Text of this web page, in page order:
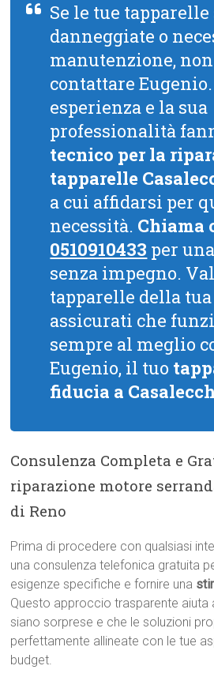
Se le tue tapparelle
danneggiate o
manutenzione,
contattare
esperienza e la sua
professionalità
tecnico per la
tapparelle
a cui affidarsi per
necessità. Chiama
0510910433 per
senza impegno.
tapparelle della tua
assicurati che
sempre al meglio
Eugenio, il tuo
fiducia a
Consulenza Completa e
riparazione motore
di Reno
Prima di procedere con qualsiasi
una consulenza telefonica gratuita
esigenze specifiche e fornire una
Questo approccio trasparente aiuta
siano sorprese e che le soluzioni
perfettamente allineate con le tue
budget.